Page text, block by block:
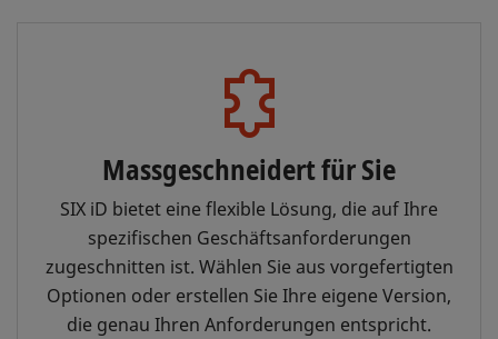
Massgeschneidert für Sie
SIX iD bietet eine flexible Lösung, die auf Ihre
spezifischen Geschäftsanforderungen
zugeschnitten ist. Wählen Sie aus vorgefertigten
Optionen oder erstellen Sie Ihre eigene Version,
die genau Ihren Anforderungen entspricht.